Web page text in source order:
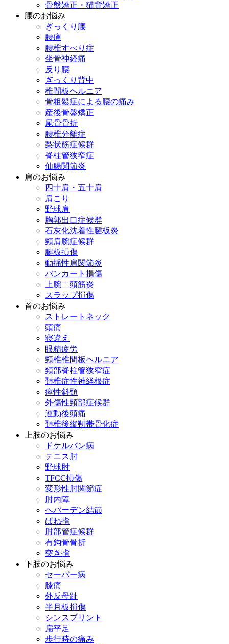
骨盤矯正・猫背矯正
腰のお悩み
ぎっくり腰
腰痛
腰椎すべり症
坐骨神経痛
反り腰
ぎっくり背中
椎間板ヘルニア
骨粗鬆症による腰の痛み
産後骨盤矯正
尾骨骨折
腰椎分離症
梨状筋症候群
脊柱管狭窄症
仙腸関節炎
肩のお悩み
四十肩・五十肩
肩こり
野球肩
胸郭出口症候群
石灰化沈着性腱板炎
頸肩腕症候群
腱板損傷
動揺性肩関節炎
バンカート損傷
上腕二頭筋炎
スラップ損傷
首のお悩み
ストレートネック
頭痛
寝違え
眼精疲労
頸椎椎間板ヘルニア
頚部脊柱管狭窄症
頚椎症性神経根症
痙性斜頸
外傷性頸部症候群
運動後頭痛
頚椎後縦靭帯骨化症
上肢のお悩み
ドケルバン病
テニス肘
野球肘
TFCC損傷
変形性肘関節症
肘内障
ヘバーデン結節
ばね指
肘部管症候群
有鈎骨骨折
突き指
下肢のお悩み
セーバー病
膝痛
外反母趾
半月板損傷
シンスプリント
扁平足
歩行時の痛み